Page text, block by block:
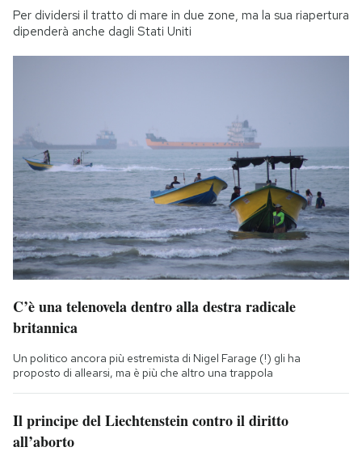
Per dividersi il tratto di mare in due zone, ma la sua riapertura
dipenderà anche dagli Stati Uniti
C’è una telenovela dentro alla destra radicale
britannica
Un politico ancora più estremista di Nigel Farage (!) gli ha
proposto di allearsi, ma è più che altro una trappola
Il principe del Liechtenstein contro il diritto
all’aborto